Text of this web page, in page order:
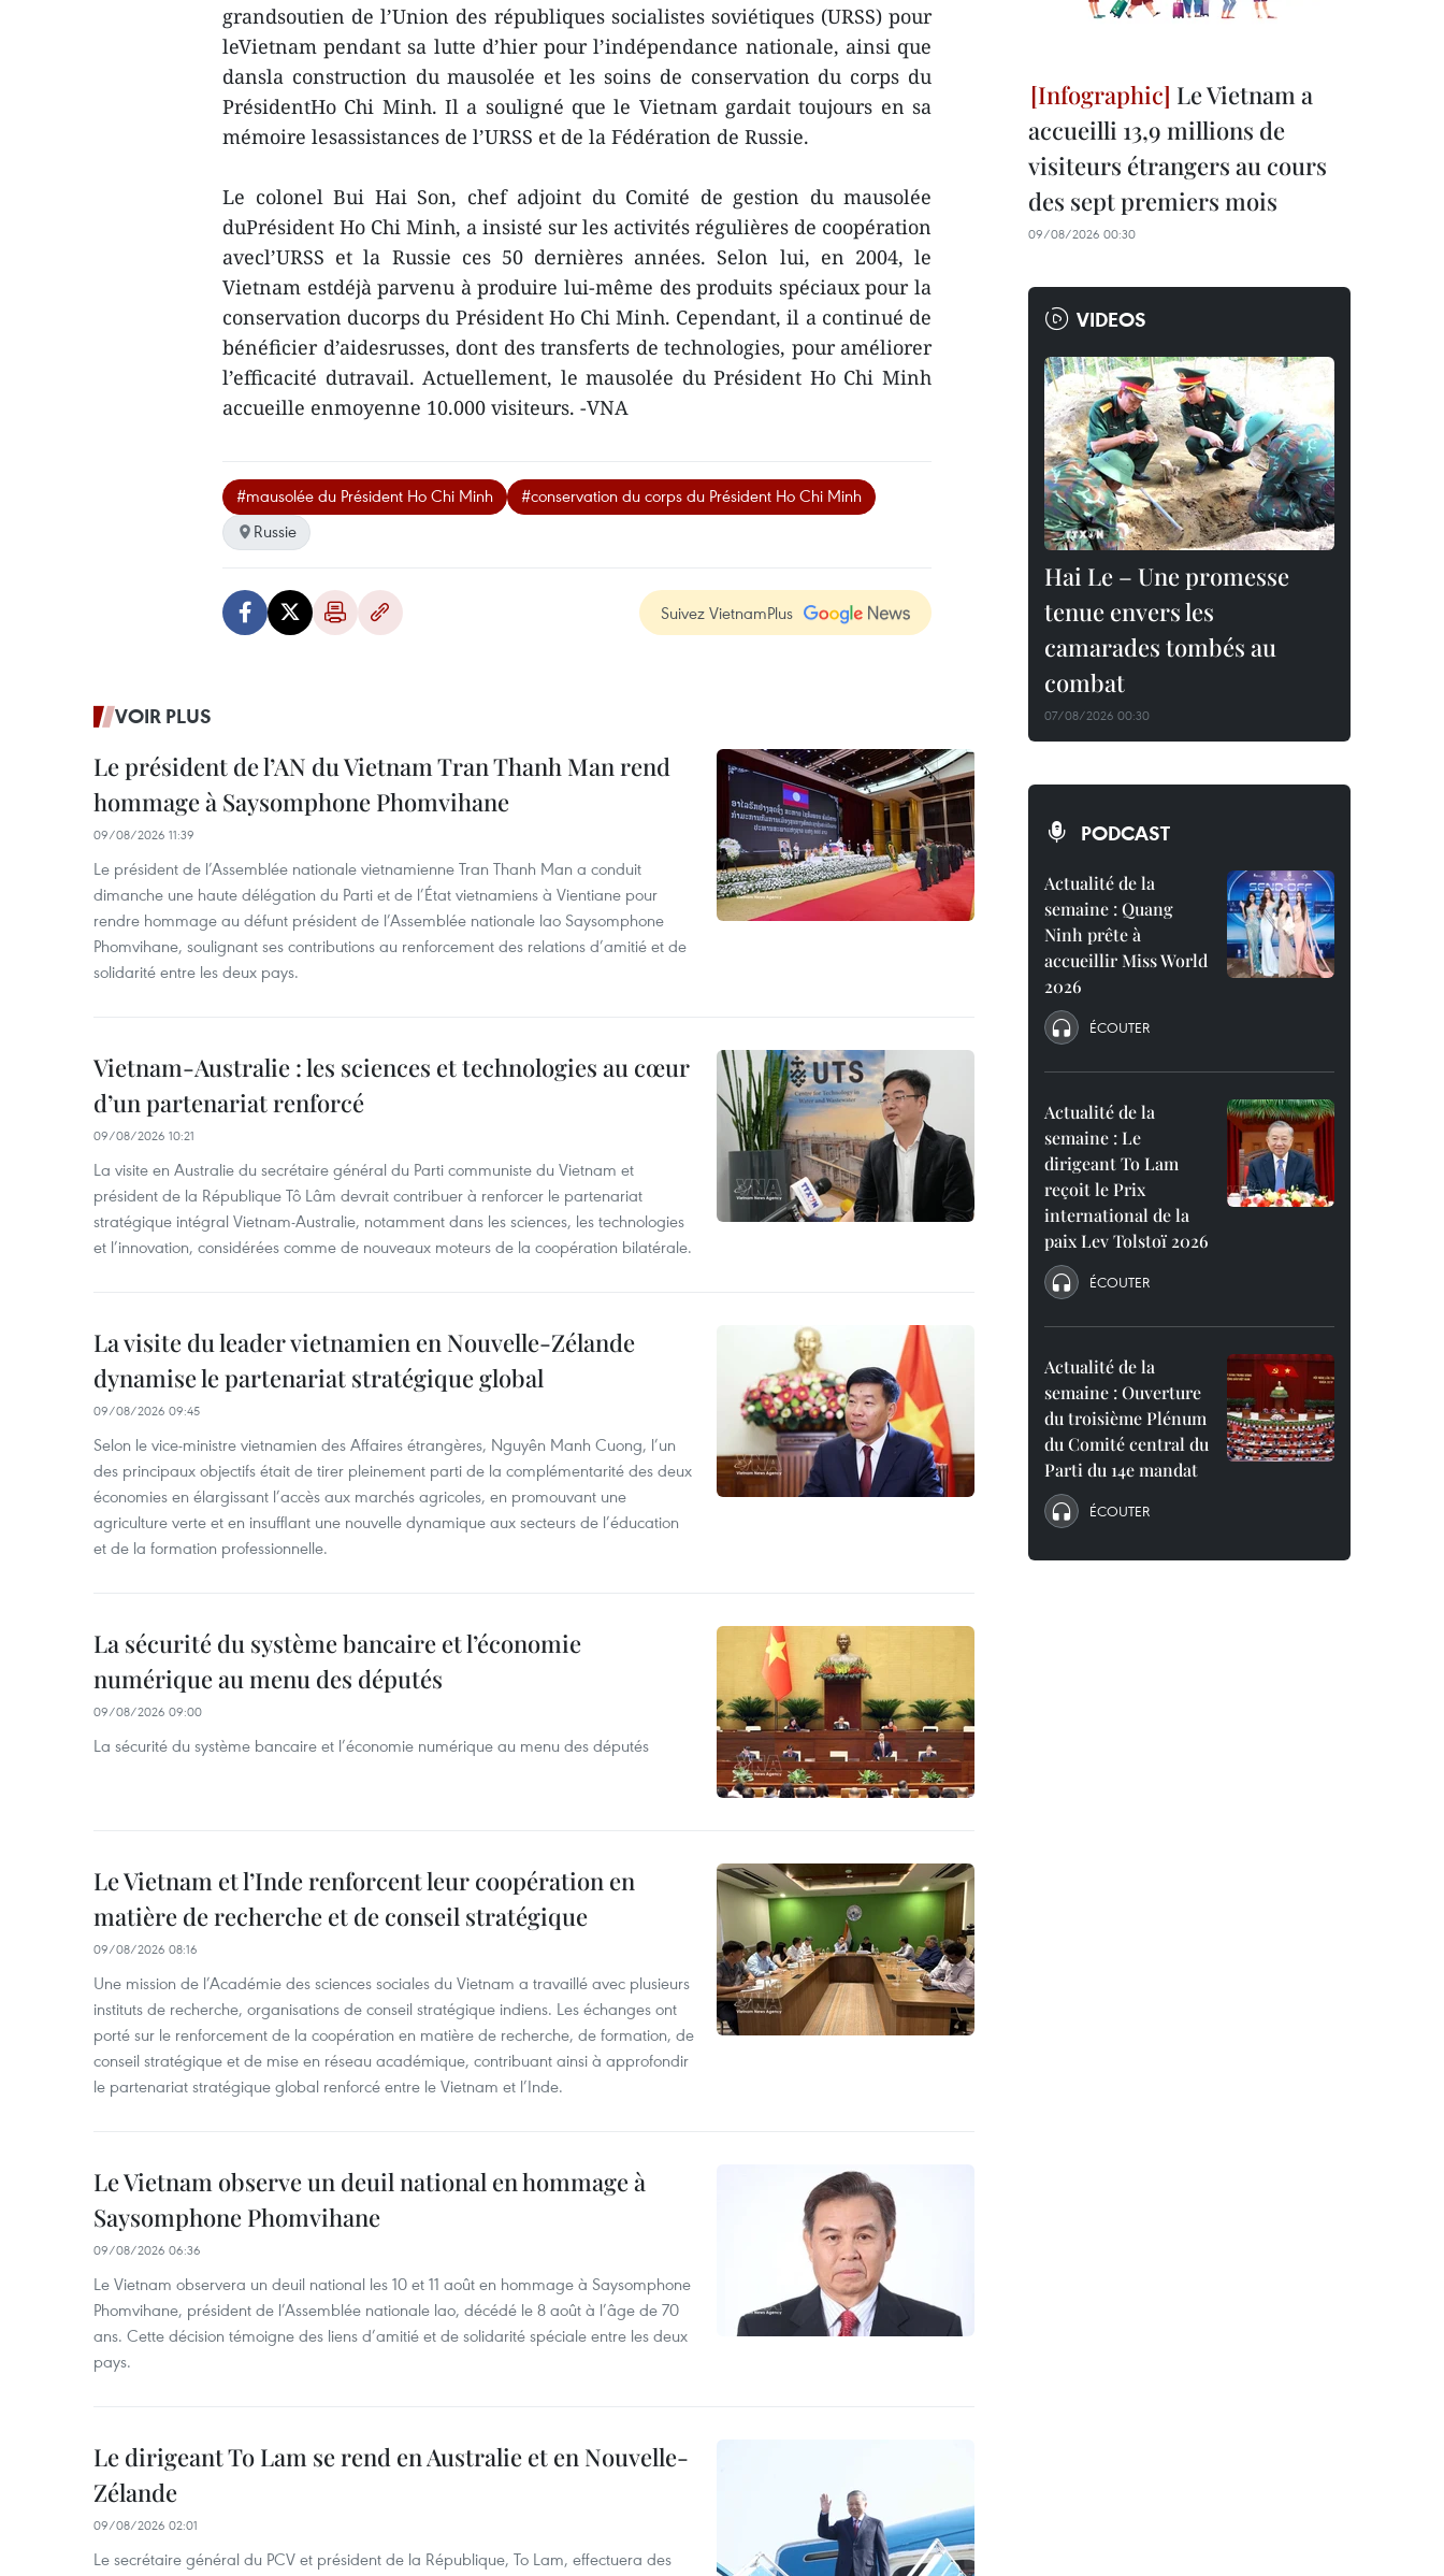
grandsoutien de l’Union des républiques socialistes soviétiques (URSS) pour
leVietnam pendant sa lutte d’hier pour l’indépendance nationale, ainsi que
dansla construction du mausolée et les soins de conservation du corps du
PrésidentHo Chi Minh. Il a souligné que le Vietnam gardait toujours en sa
mémoire lesassistances de l’URSS et de la Fédération de Russie.
Le colonel Bui Hai Son, chef adjoint du Comité de gestion du mausolée
duPrésident Ho Chi Minh, a insisté sur les activités régulières de coopération
avecl’URSS et la Russie ces 50 dernières années. Selon lui, en 2004, le
Vietnam estdéjà parvenu à produire lui-même des produits spéciaux pour la
conservation ducorps du Président Ho Chi Minh. Cependant, il a continué de
bénéficier d’aidesrusses, dont des transferts de technologies, pour améliorer
l’efficacité dutravail. Actuellement, le mausolée du Président Ho Chi Minh
accueille enmoyenne 10.000 visiteurs. -VNA
#mausolée du Président Ho Chi Minh
#conservation du corps du Président Ho Chi Minh
Russie
Suivez VietnamPlus
VOIR PLUS
Le président de l’AN du Vietnam Tran Thanh Man rend
hommage à Saysomphone Phomvihane
09/08/2026 11:39
Le président de l’Assemblée nationale vietnamienne Tran Thanh Man a conduit
dimanche une haute délégation du Parti et de l’État vietnamiens à Vientiane pour
rendre hommage au défunt président de l’Assemblée nationale lao Saysomphone
Phomvihane, soulignant ses contributions au renforcement des relations d’amitié et de
solidarité entre les deux pays.
Vietnam-Australie : les sciences et technologies au cœur
d’un partenariat renforcé
09/08/2026 10:21
La visite en Australie du secrétaire général du Parti communiste du Vietnam et
président de la République Tô Lâm devrait contribuer à renforcer le partenariat
stratégique intégral Vietnam-Australie, notamment dans les sciences, les technologies
et l’innovation, considérées comme de nouveaux moteurs de la coopération bilatérale.
La visite du leader vietnamien en Nouvelle-Zélande
dynamise le partenariat stratégique global
09/08/2026 09:45
Selon le vice-ministre vietnamien des Affaires étrangères, Nguyên Manh Cuong, l’un
des principaux objectifs était de tirer pleinement parti de la complémentarité des deux
économies en élargissant l’accès aux marchés agricoles, en promouvant une
agriculture verte et en insufflant une nouvelle dynamique aux secteurs de l’éducation
et de la formation professionnelle.
La sécurité du système bancaire et l’économie
numérique au menu des députés
09/08/2026 09:00
La sécurité du système bancaire et l’économie numérique au menu des députés
Le Vietnam et l’Inde renforcent leur coopération en
matière de recherche et de conseil stratégique
09/08/2026 08:16
Une mission de l’Académie des sciences sociales du Vietnam a travaillé avec plusieurs
instituts de recherche, organisations de conseil stratégique indiens. Les échanges ont
porté sur le renforcement de la coopération en matière de recherche, de formation, de
conseil stratégique et de mise en réseau académique, contribuant ainsi à approfondir
le partenariat stratégique global renforcé entre le Vietnam et l’Inde.
Le Vietnam observe un deuil national en hommage à
Saysomphone Phomvihane
09/08/2026 06:36
Le Vietnam observera un deuil national les 10 et 11 août en hommage à Saysomphone
Phomvihane, président de l’Assemblée nationale lao, décédé le 8 août à l’âge de 70
ans. Cette décision témoigne des liens d’amitié et de solidarité spéciale entre les deux
pays.
Le dirigeant To Lam se rend en Australie et en Nouvelle-
Zélande
09/08/2026 02:01
Le secrétaire général du PCV et président de la République, To Lam, effectuera des
Le Vietnam a
accueilli 13,9 millions de
visiteurs étrangers au cours
des sept premiers mois
09/08/2026 00:30
VIDEOS
Hai Le – Une promesse
tenue envers les
camarades tombés au
combat
07/08/2026 00:30
PODCAST
Actualité de la
semaine : Quang
Ninh prête à
accueillir Miss World
2026
ÉCOUTER
Actualité de la
semaine : Le
dirigeant To Lam
reçoit le Prix
international de la
paix Lev Tolstoï 2026
ÉCOUTER
Actualité de la
semaine : Ouverture
du troisième Plénum
du Comité central du
Parti du 14e mandat
ÉCOUTER